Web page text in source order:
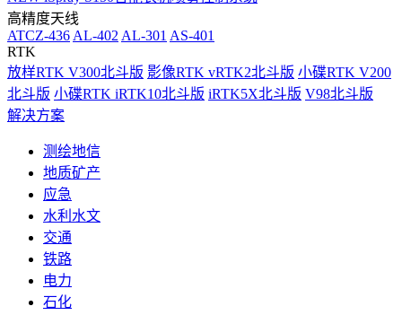
高精度天线
ATCZ-436 AL-402 AL-301 AS-401
RTK
放样RTK V300北斗版 影像RTK vRTK2北斗版 小碟RTK V200
北斗版 小碟RTK iRTK10北斗版 iRTK5X北斗版 V98北斗版
解决方案
测绘地信
地质矿产
应急
水利水文
交通
铁路
电力
石化